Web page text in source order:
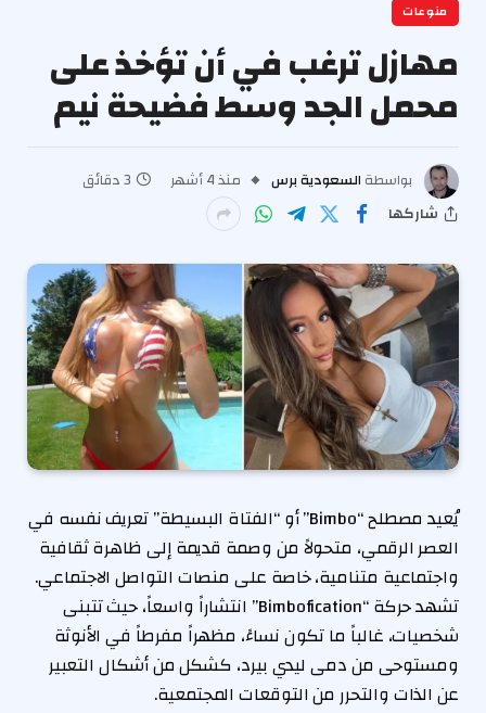
منوعات
مهازل ترغب في أن تؤخذ على
محمل الجد وسط فضيحة نيم
بواسطة السعودية برس منذ 4 أشهر
3 دقائق
شاركها
يُعيد مصطلح “Bimbo” أو “الفتاة البسيطة” تعريف نفسه في
العصر الرقمي، متحولاً من وصمة قديمة إلى ظاهرة ثقافية
واجتماعية متنامية، خاصة على منصات التواصل الاجتماعي.
تشهد حركة “Bimbofication” انتشاراً واسعاً، حيث تتبنى
شخصيات، غالباً ما تكون نساءً، مظهراً مفرطاً في الأنوثة
ومستوحى من دمى ليدي بيرد، كشكل من أشكال التعبير
عن الذات والتحرر من التوقعات المجتمعية.